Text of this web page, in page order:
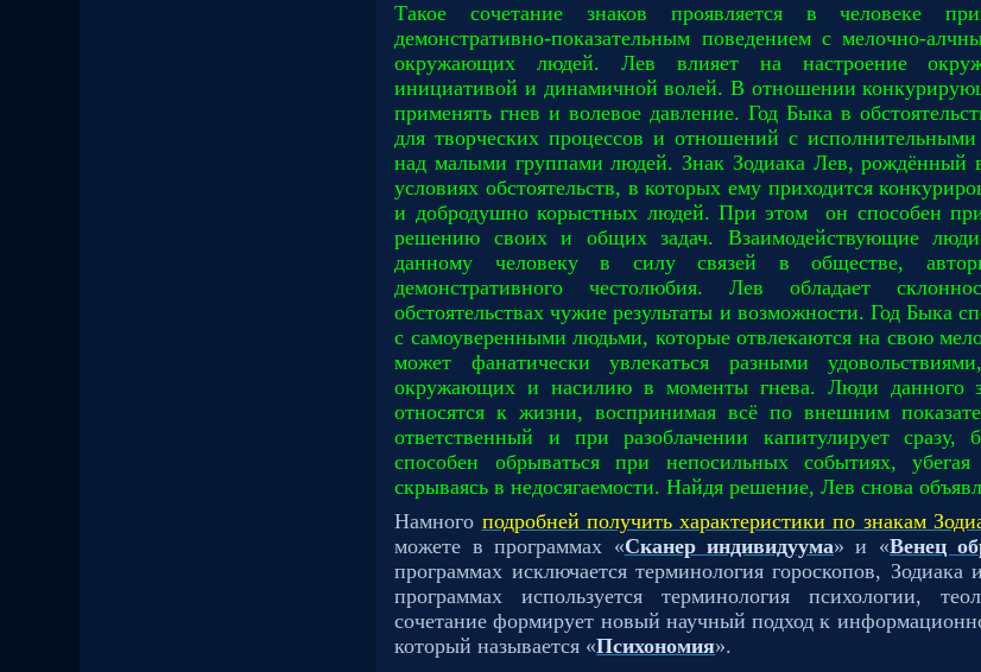
Такое сочетание знаков проявляется в человеке
демонстративно-показательным поведением с мелочно-
окружающих людей. Лев влияет на настроение
инициативой и динамичной волей. В отношении
применять гнев и волевое давление. Год Быка в
для творческих процессов и отношений с
над малыми группами людей. Знак Зодиака Лев, рождённый
условиях обстоятельств, в которых ему приходится
и добродушно корыстных людей. При этом
он способен
решению своих и общих задач. Взаимодействующие люди
данному человеку в силу связей в обществе,
демонстративного честолюбия. Лев обладает
обстоятельствах чужие результаты и возможности. Год Быка
с самоуверенными людьми, которые отвлекаются на свою
может фанатически увлекаться разными
окружающих и насилию в моменты гнева. Люди данного
относятся к жизни, воспринимая всё по внешним
ответственный и при разоблачении капитулирует сразу,
способен обрываться при непосильных событиях,
скрываясь в недосягаемости. Найдя решение, Лев снова
Намного подробней получить характеристики по знакам
можете в программах «Сканер индивидуума» и «Венец
программах исключается терминология гороскопов,
программах используется терминология психологии,
сочетание формирует новый научный подход к
который называется «Психономия».